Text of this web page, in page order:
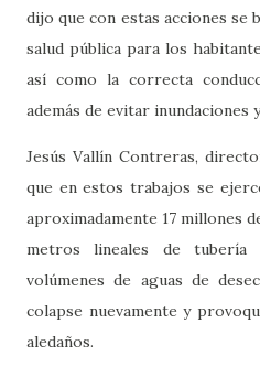
dijo que con estas acciones se
salud pública para los
así como la correcta
además de evitar inundaciones
Jesús Vallín Contreras,
que en estos trabajos se
aproximadamente 17 millones
metros lineales de
volúmenes de aguas de
colapse nuevamente y
aledaños.